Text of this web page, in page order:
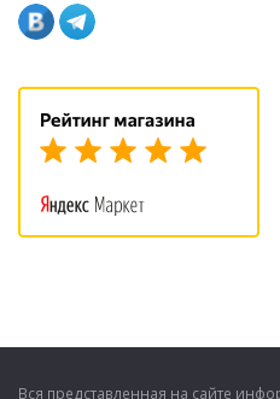
Вся представленная на сайте